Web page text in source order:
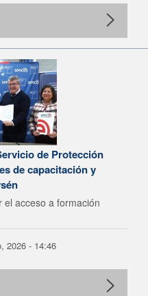
de Protección
de capacitación y
el acceso a formación
2026 - 14:46